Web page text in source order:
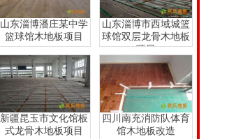
山东淄博潘庄某中学
篮球馆木地板项目
山东淄博市西域城篮
球馆双层龙骨木地板
项目
新疆昆玉市文化馆板
式龙骨木地板项目
四川南充消防队体育
馆木地板改造